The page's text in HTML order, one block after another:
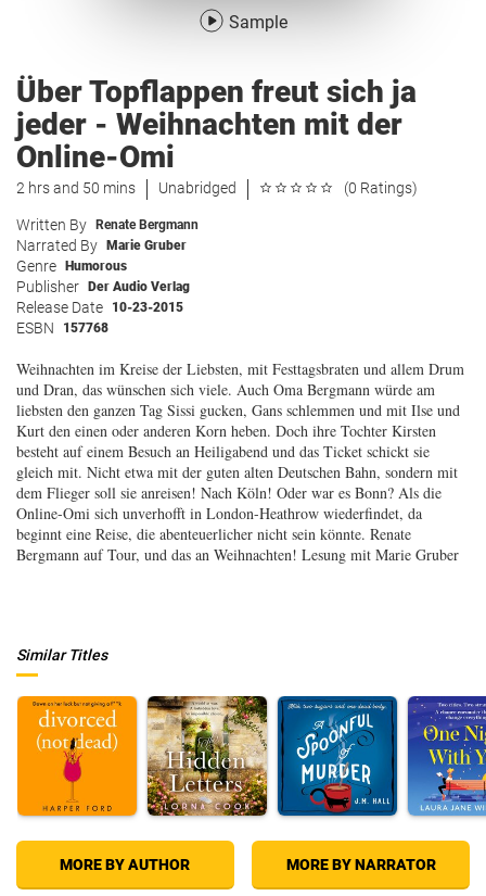
Sample
Über Topflappen freut sich ja
jeder - Weihnachten mit der
Online-Omi
2 hrs and 50 mins Unabridged (0 Ratings)
Written By Renate Bergmann
Narrated By Marie Gruber
Genre Humorous
Publisher Der Audio Verlag
Release Date 10-23-2015
ESBN 157768
Weihnachten im Kreise der Liebsten, mit Festtagsbraten und allem Drum
und Dran, das wünschen sich viele. Auch Oma Bergmann würde am
liebsten den ganzen Tag Sissi gucken, Gans schlemmen und mit Ilse und
Kurt den einen oder anderen Korn heben. Doch ihre Tochter Kirsten
besteht auf einem Besuch an Heiligabend und das Ticket schickt sie
gleich mit. Nicht etwa mit der guten alten Deutschen Bahn, sondern mit
dem Flieger soll sie anreisen! Nach Köln! Oder war es Bonn? Als die
Online-Omi sich unverhofft in London-Heathrow wiederfindet, da
beginnt eine Reise, die abenteuerlicher nicht sein könnte. Renate
Bergmann auf Tour, und das an Weihnachten! Lesung mit Marie Gruber
Similar Titles
MORE BY AUTHOR MORE BY NARRATOR